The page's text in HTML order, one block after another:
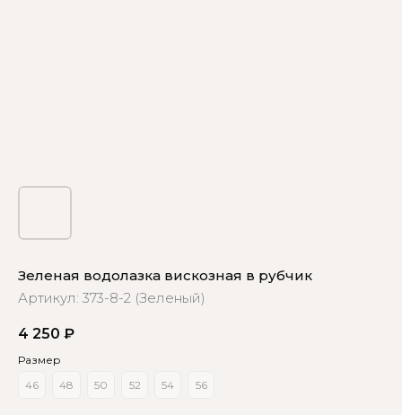
Зеленая водолазка вискозная в рубчик
Артикул: 373-8-2 (Зеленый)
4 250 ₽
Размер
46
48 50 52 54 56